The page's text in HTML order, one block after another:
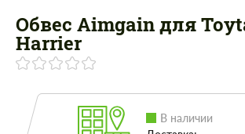
Обвес Aimgain для
Harrier
В наличии